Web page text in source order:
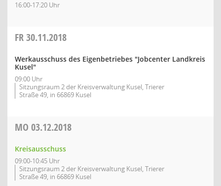
16:00-17:20 Uhr
FR30.11.2018
Werkausschuss des Eigenbetriebes "Jobcenter Landkreis
Kusel"
09:00 Uhr
Sitzungsraum 2 der Kreisverwaltung Kusel, Trierer
Straße 49, in 66869 Kusel
MO 03.12.2018
Kreisausschuss
09:00-10:45 Uhr
Sitzungsraum 2 der Kreisverwaltung Kusel, Trierer
Straße 49, in 66869 Kusel